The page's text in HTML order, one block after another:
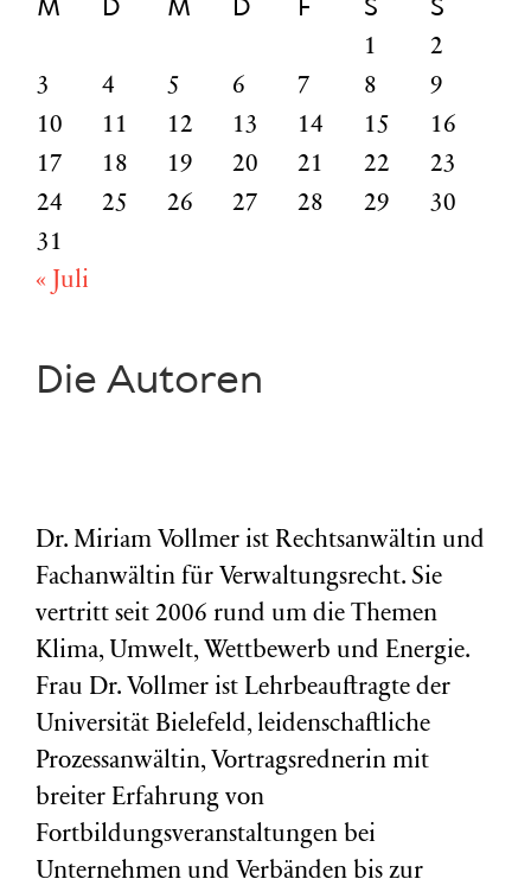
M D M D F S S
1
2
3
4 5 6 7 8
9
10
11 12 13 14 15
16
17
18 19 20 21 22
23
24
25 26 27 28 29
30
31
« Juli
Die Autoren
Dr. Miriam Vollmer ist Rechtsanwältin und
Fachanwältin für Verwaltungsrecht. Sie
vertritt seit 2006 rund um die Themen
Klima, Umwelt, Wettbewerb und Energie.
Frau Dr. Vollmer ist Lehrbeauftragte der
Universität Bielefeld, leidenschaftliche
Prozessanwältin, Vortragsrednerin mit
breiter Erfahrung von
Fortbildungsveranstaltungen bei
Unternehmen und Verbänden bis zur